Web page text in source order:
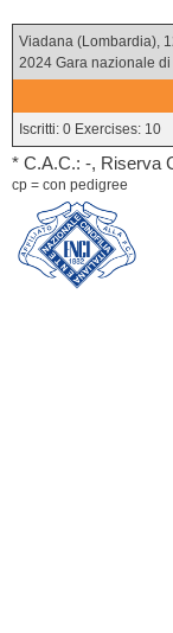
Viadana (Lombardia),
2024 Gara nazionale
Iscritti: 0 Exercises: 10
* C.A.C.: -, Riserva
cp = con pedigree